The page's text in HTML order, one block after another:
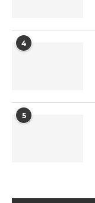
4
5